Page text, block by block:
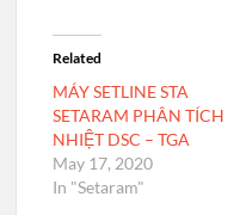
Related
MÁY SETLINE STA
SETARAM PHÂN TÍCH
NHIỆT DSC – TGA
May 17, 2020
In "Setaram"